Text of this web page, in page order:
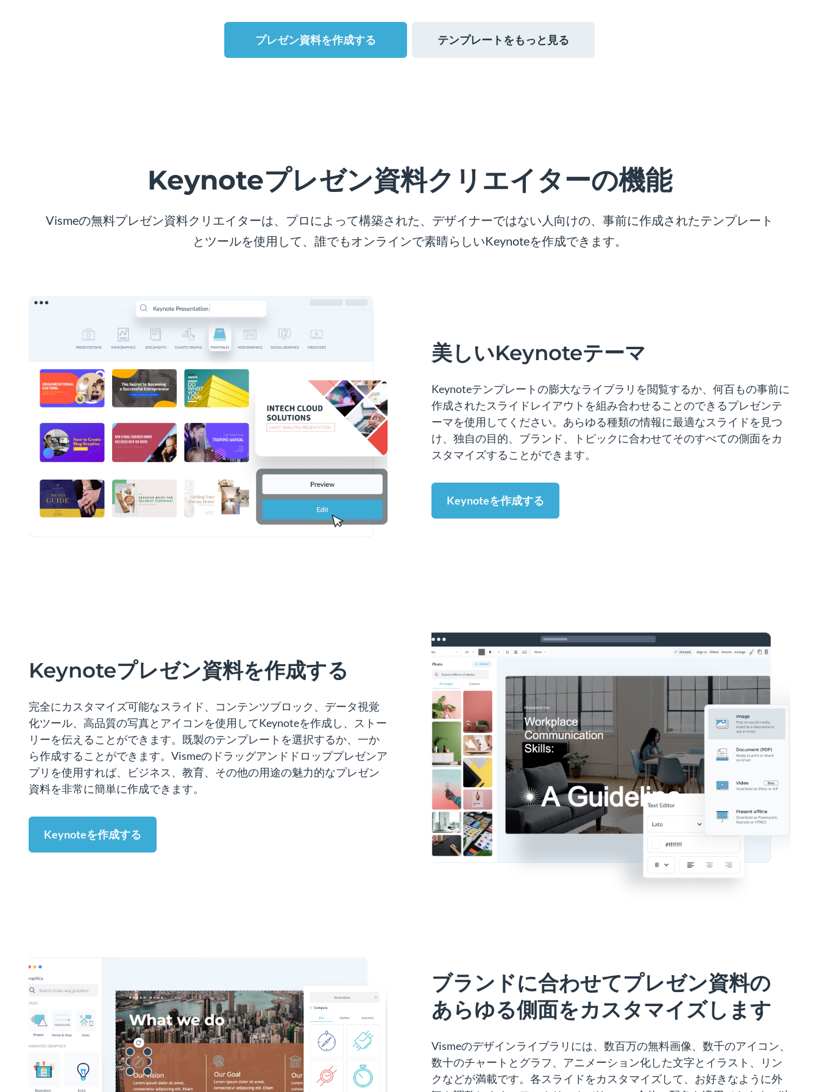
プレゼン資料を作成する テンプレートをもっと見る
Keynoteプレゼン資料クリエイターの機能
Vismeの無料プレゼン資料クリエイターは、プロによって構築された、デザイナーではない人向けの、事前に作成されたテンプレート
とツールを使用して、誰でもオンラインで素晴らしいKeynoteを作成できます。
美しいKeynoteテーマ
Keynoteテンプレートの膨大なライブラリを閲覧するか、何百もの事前に
作成されたスライドレイアウトを組み合わせることのできるプレゼンテ
ーマを使用してください。あらゆる種類の情報に最適なスライドを見つ
け、独自の目的、ブランド、トピックに合わせてそのすべての側面をカ
スタマイズすることができます。
Keynoteを作成する
Keynoteプレゼン資料を作成する
完全にカスタマイズ可能なスライド、コンテンツブロック、データ視覚
化ツール、高品質の写真とアイコンを使用してKeynoteを作成し、ストー
リーを伝えることができます。既製のテンプレートを選択するか、一か
ら作成することができます。Vismeのドラッグアンドドロッププレゼンア
プリを使用すれば、ビジネス、教育、その他の用途の魅力的なプレゼン
資料を非常に簡単に作成できます。
Keynoteを作成する
ブランドに合わせてプレゼン資料の
あらゆる側面をカスタマイズします
Vismeのデザインライブラリには、数百万の無料画像、数千のアイコン、
数十のチャートとグラフ、アニメーション化した文字とイラスト、リン
クなどが満載です。各スライドをカスタマイズして、お好きなように外